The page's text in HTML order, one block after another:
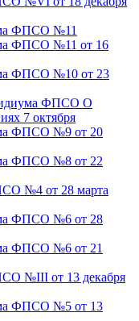
ФПСО №11
ФПСО №11 от 16
ФПСО №10 от 23
ФПСО О
7 октября
ФПСО №9 от 20
ФПСО №8 от 22
№4 от 28 марта
ФПСО №6 от 28
ФПСО №6 от 21
№III от 13 декабря
ФПСО №5 от 13